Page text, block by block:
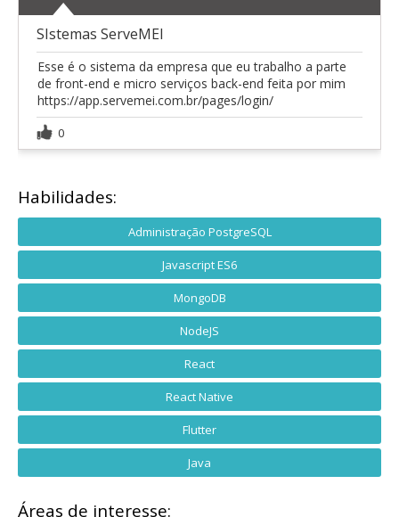
SIstemas ServeMEI
Esse é o sistema da empresa que eu trabalho a parte
de front-end e micro serviços back-end feita por mim
https://app.servemei.com.br/pages/login/
0
Habilidades:
Administração PostgreSQL
Javascript ES6
MongoDB
NodeJS
React
React Native
Flutter
Java
Áreas de interesse: